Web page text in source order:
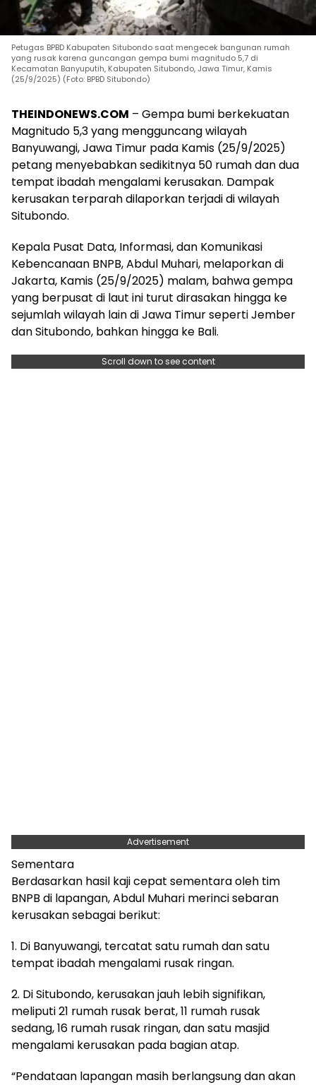
Petugas BPBD Kabupaten Situbondo saat mengecek bangunan rumah
yang rusak karena guncangan gempa bumi magnitudo 5,7 di
Kecamatan Banyuputih, Kabupaten Situbondo, Jawa Timur, Kamis
(25/9/2025) (Foto: BPBD Situbondo)
THEINDONEWS.COM – Gempa bumi berkekuatan
Magnitudo 5,3 yang mengguncang wilayah
Banyuwangi, Jawa Timur pada Kamis (25/9/2025)
petang menyebabkan sedikitnya 50 rumah dan dua
tempat ibadah mengalami kerusakan. Dampak
kerusakan terparah dilaporkan terjadi di wilayah
Situbondo.
Kepala Pusat Data, Informasi, dan Komunikasi
Kebencanaan BNPB, Abdul Muhari, melaporkan di
Jakarta, Kamis (25/9/2025) malam, bahwa gempa
yang berpusat di laut ini turut dirasakan hingga ke
sejumlah wilayah lain di Jawa Timur seperti Jember
dan Situbondo, bahkan hingga ke Bali.
Scroll down to see content
Advertisement
Sementara
Berdasarkan hasil kaji cepat sementara oleh tim
BNPB di lapangan, Abdul Muhari merinci sebaran
kerusakan sebagai berikut:
1. Di Banyuwangi, tercatat satu rumah dan satu
tempat ibadah mengalami rusak ringan.
2. Di Situbondo, kerusakan jauh lebih signifikan,
meliputi 21 rumah rusak berat, 11 rumah rusak
sedang, 16 rumah rusak ringan, dan satu masjid
mengalami kerusakan pada bagian atap.
“Pendataan lapangan masih berlangsung dan akan